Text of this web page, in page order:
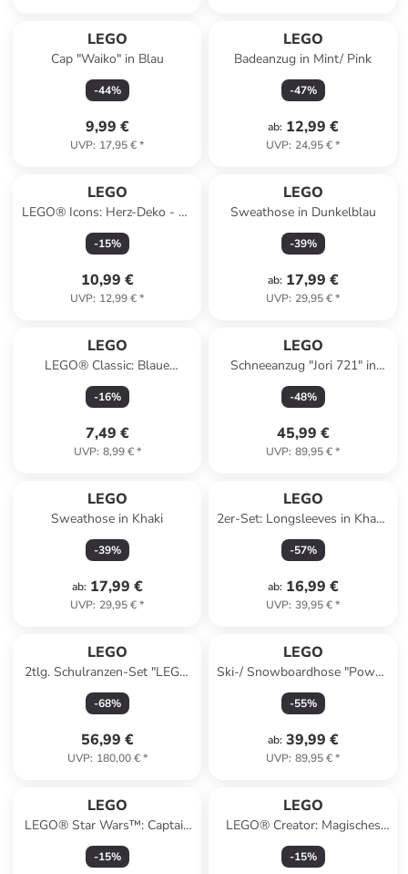
LEGO
Cap "Waiko" in Blau
-44%
9,99 €
UVP: 17,95 €*
LEGO
Badeanzug in Mint/ Pink
-47%
ab: 12,99 €
UVP: 24,95 €*
LEGO
LEGO® Icons: Herz-Deko - ab
9 Jahren
-15%
10,99 €
UVP: 12,99 €*
LEGO
Sweathose in Dunkelblau
-39%
ab: 17,99 €
UVP: 29,95 €*
LEGO
LEGO® Classic: Blaue
Bauplatte - ab 4 Jahren
-16%
7,49 €
UVP: 8,99 €*
LEGO
Schneeanzug "Jori 721" in
Dunkelblau
-48%
45,99 €
UVP: 89,95 €*
LEGO
Sweathose in Khaki
-39%
ab: 17,99 €
UVP: 29,95 €*
LEGO
2er-Set: Longsleeves in Khaki/
Dunkelblau
-57%
ab: 16,99 €
UVP: 39,95 €*
LEGO
2tlg. Schulranzen-Set "LEGO
NINJAGO" in Blau - (B)40 x
(H)25 x (T)17 cm
-68%
56,99 €
UVP: 180,00 €*
LEGO
Ski-/ Snowboardhose "Powai"
in Lila
-55%
ab: 39,99 €
UVP: 89,95 €*
LEGO
LEGO® Star Wars™: Captain
Rex™ Y-Wing™ Microfighter -
ab 6 Jahren
-15%
LEGO
LEGO® Creator: Magisches
Einhorn - ab 7 Jahren
-15%